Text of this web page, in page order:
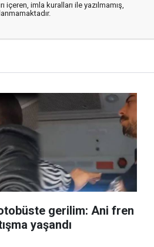
imla kuralları ile yazılmamış,
gerilim: Ani fren
yaşandı